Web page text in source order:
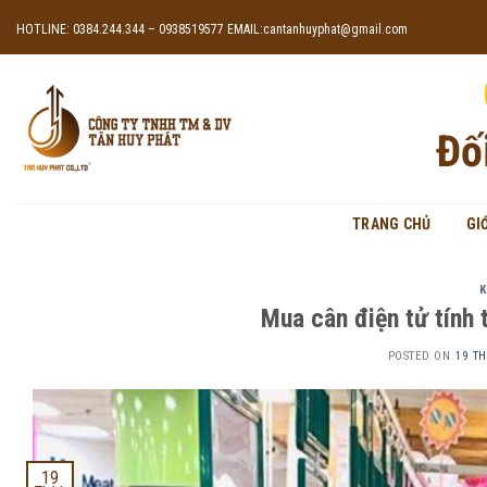
HOTLINE: 0384.244.344 – 0938519577 EMAIL:cantanhuyphat@gmail.com
TRANG CHỦ
Mua cân điện tử tính
POSTED ON 19
19